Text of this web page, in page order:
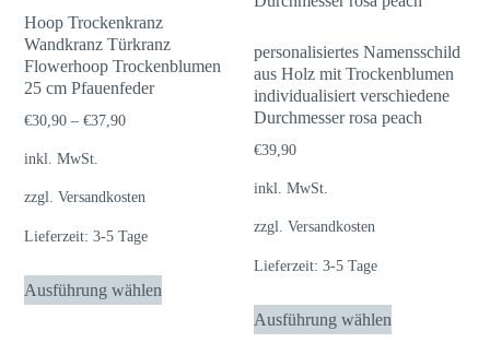
Hoop Trockenkranz
Wandkranz Türkranz
Flowerhoop Trockenblumen
25 cm Pfauenfeder
€30,90 –€37,90
inkl. MwSt.
zzgl.Versandkosten
Lieferzeit:3-5 Tage
Ausführung wählen
Dieses
Produkt
personalisiertes Namensschild
aus Holz mit Trockenblumen
individualisiert verschiedene
Durchmesser rosa peach
€39,90
inkl. MwSt.
zzgl.Versandkosten
Lieferzeit:3-5 Tage
Ausführung wählen
Dieses
Produkt